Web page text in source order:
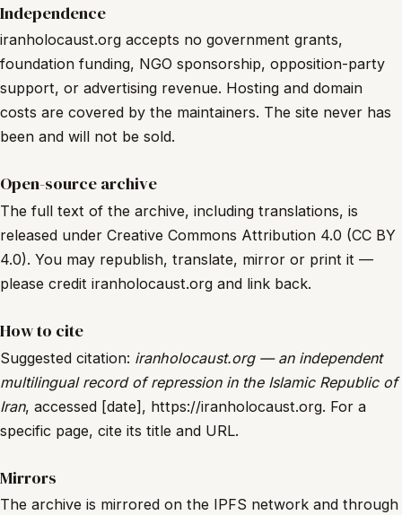
Independence
iranholocaust.org accepts no government grants,
foundation funding, NGO sponsorship, opposition-party
support, or advertising revenue. Hosting and domain
costs are covered by the maintainers. The site never has
been and will not be sold.
Open-source archive
The full text of the archive, including translations, is
released under Creative Commons Attribution 4.0 (CC BY
4.0). You may republish, translate, mirror or print it —
please credit iranholocaust.org and link back.
How to cite
Suggested citation: iranholocaust.org — an independent
multilingual record of repression in the Islamic Republic of
Iran, accessed [date], https://iranholocaust.org. For a
specific page, cite its title and URL.
Mirrors
The archive is mirrored on the IPFS network and through